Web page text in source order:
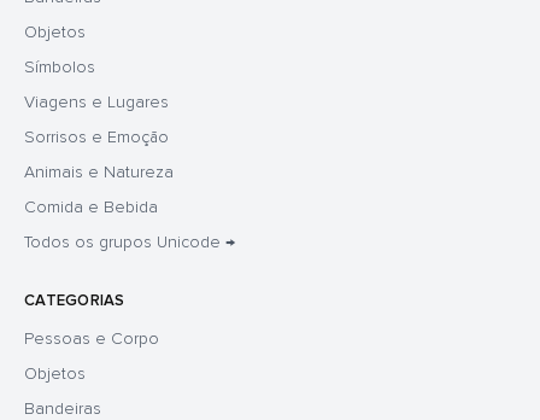
Objetos
Símbolos
Viagens e Lugares
Sorrisos e Emoção
Animais e Natureza
Comida e Bebida
Todos os grupos Unicode →
CATEGORIAS
Pessoas e Corpo
Objetos
Bandeiras